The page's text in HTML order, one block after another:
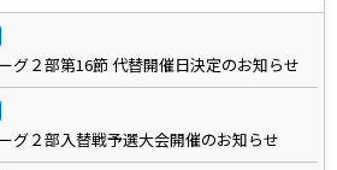
グ２部第16節 代替開催日決定のお知らせ
グ２部入替戦予選大会開催のお知らせ